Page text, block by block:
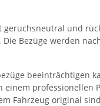
und
Bezüge werden
beeinträchtigen
professionellen
Fahrzeug original